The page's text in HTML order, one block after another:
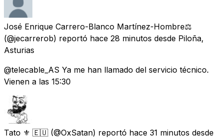
José Enrique Carrero-Blanco Martínez-Hombre⚖️
(@jecarrerob) reportó hace 28 minutos desde Piloña,
Asturias
@telecable_AS Ya me han llamado del servicio técnico.
Vienen a las 15:30
Tato ⚜ 🇪🇺 (@OxSatan) reportó hace 31 minutos desde